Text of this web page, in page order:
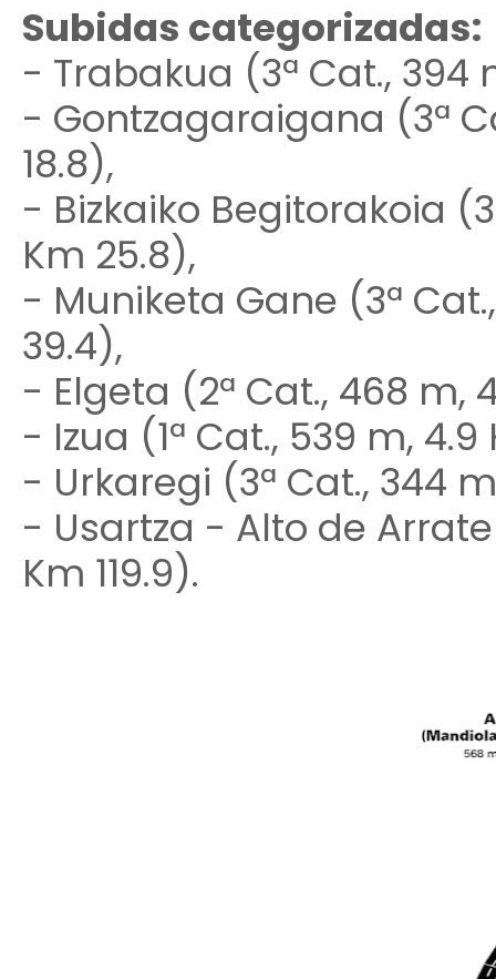
Subidas categorizadas:
- Trabakua (3ª Cat., 394
- Gontzagaraigana (3ª
18.8),
- Bizkaiko Begitorakoia
Km 25.8),
- Muniketa Gane (3ª
39.4),
- Elgeta (2ª Cat., 468 m,
- Izua (1ª Cat., 539 m,
- Urkaregi (3ª Cat., 344
- Usartza - Alto de Arrate
Km 119.9).